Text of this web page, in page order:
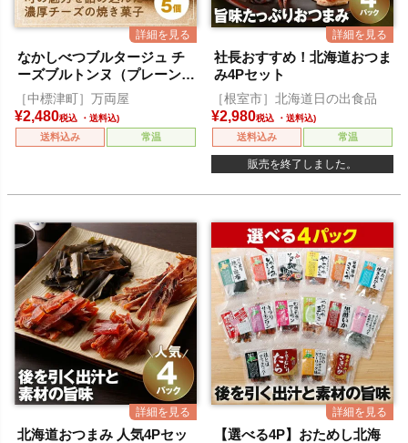
なかしべつブルタージュ チ
ーズブルトンヌ（プレーン）
5個入
［中標津町］万両屋
¥2,480税込
送料込み 常温
社長おすすめ！北海道おつま
み4Pセット
［根室市］北海道日の出食品
¥2,980税込
送料込み 常温
販売を終了しました。
北海道おつまみ 人気4Pセッ
【選べる4P】おためし北海